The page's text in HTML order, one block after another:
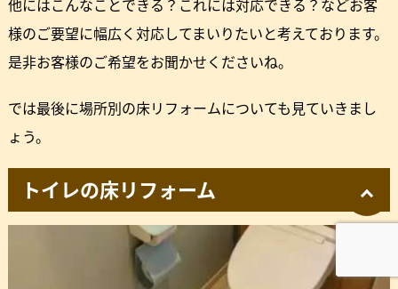
他にはこんなことできる？これには対応できる？などお客
様のご要望に幅広く対応してまいりたいと考えております。
是非お客様のご希望をお聞かせくださいね。
では最後に場所別の床リフォームについても見ていきまし
ょう。
トイレの床リフォーム